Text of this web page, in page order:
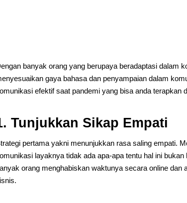
banyak orang yang berupaya beradaptasi dalam
gaya bahasa dan penyampaian dalam
efektif saat pandemi yang bisa anda terapkan
Tunjukkan Sikap Empati
pertama yakni menunjukkan rasa saling empati.
layaknya tidak ada apa-apa tentu hal ini
orang menghabiskan waktunya secara online